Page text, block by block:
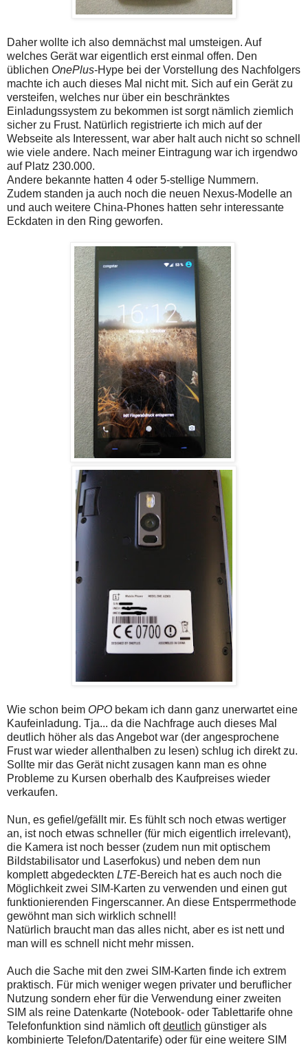
Daher wollte ich also demnächst mal umsteigen. Auf
welches Gerät war eigentlich erst einmal offen. Den
üblichen OnePlus-Hype bei der Vorstellung des Nachfolgers
machte ich auch dieses Mal nicht mit. Sich auf ein Gerät zu
versteifen, welches nur über ein beschränktes
Einladungssystem zu bekommen ist sorgt nämlich ziemlich
sicher zu Frust. Natürlich registrierte ich mich auf der
Webseite als Interessent, war aber halt auch nicht so schnell
wie viele andere. Nach meiner Eintragung war ich irgendwo
auf Platz 230.000.
Andere bekannte hatten 4 oder 5-stellige Nummern.
Zudem standen ja auch noch die neuen Nexus-Modelle an
und auch weitere China-Phones hatten sehr interessante
Eckdaten in den Ring geworfen.
Wie schon beim OPO bekam ich dann ganz unerwartet eine
Kaufeinladung. Tja... da die Nachfrage auch dieses Mal
deutlich höher als das Angebot war (der angesprochene
Frust war wieder allenthalben zu lesen) schlug ich direkt zu.
Sollte mir das Gerät nicht zusagen kann man es ohne
Probleme zu Kursen oberhalb des Kaufpreises wieder
verkaufen.
Nun, es gefiel/gefällt mir. Es fühlt sch noch etwas wertiger
an, ist noch etwas schneller (für mich eigentlich irrelevant),
die Kamera ist noch besser (zudem nun mit optischem
Bildstabilisator und Laserfokus) und neben dem nun
komplett abgedeckten LTE-Bereich hat es auch noch die
Möglichkeit zwei SIM-Karten zu verwenden und einen gut
funktionierenden Fingerscanner. An diese Entsperrmethode
gewöhnt man sich wirklich schnell!
Natürlich braucht man das alles nicht, aber es ist nett und
man will es schnell nicht mehr missen.
Auch die Sache mit den zwei SIM-Karten finde ich extrem
praktisch. Für mich weniger wegen privater und beruflicher
Nutzung sondern eher für die Verwendung einer zweiten
SIM als reine Datenkarte (Notebook- oder Tablettarife ohne
Telefonfunktion sind nämlich oftdeutlich günstiger als
kombinierte Telefon/Datentarife) oder für eine weitere SIM